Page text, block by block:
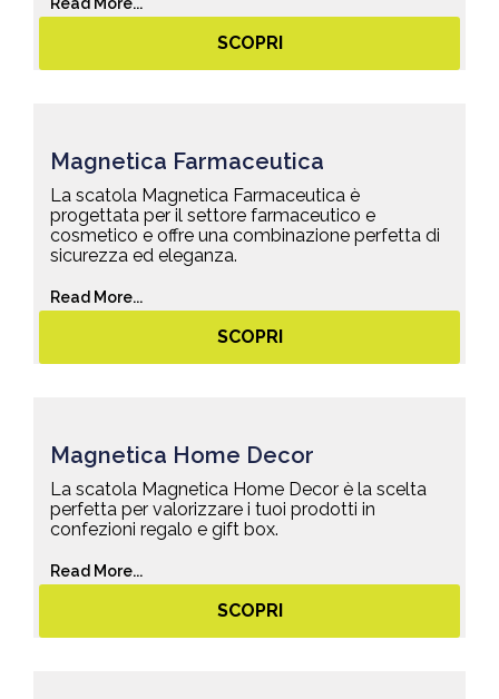
SCOPRI
Magnetica Farmaceutica
La scatola Magnetica Farmaceutica è
progettata per il settore farmaceutico e
cosmetico e offre una combinazione perfetta di
sicurezza ed eleganza.
Read More...
SCOPRI
Magnetica Home Decor
La scatola Magnetica Home Decor è la scelta
perfetta per valorizzare i tuoi prodotti in
confezioni regalo e gift box.
Read More...
SCOPRI